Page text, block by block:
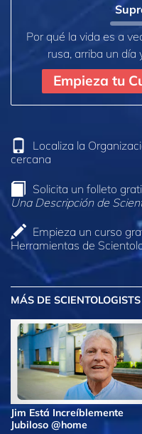
Por qué la vida es a
rusa, arriba un día
Empieza tu
Localiza la
cercana
Solicita un folleto
Una Descripción de
Empieza un curso
Herramientas de
MÁS DE
Jim Está Increíblemente
Jubiloso @home